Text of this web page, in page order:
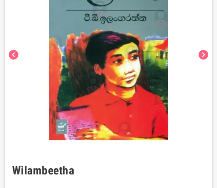
chevron_left chevron_right
Wilambeetha